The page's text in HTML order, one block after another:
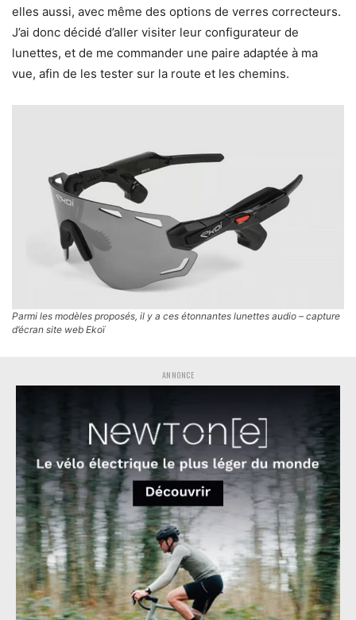
elles aussi, avec même des options de verres correcteurs.
J’ai donc décidé d’aller visiter leur configurateur de
lunettes, et de me commander une paire adaptée à ma
vue, afin de les tester sur la route et les chemins.
Parmi les modèles proposés, il y a ces étonnantes lunettes audio – capture
d’écran site web Ekoï
ANNONCE